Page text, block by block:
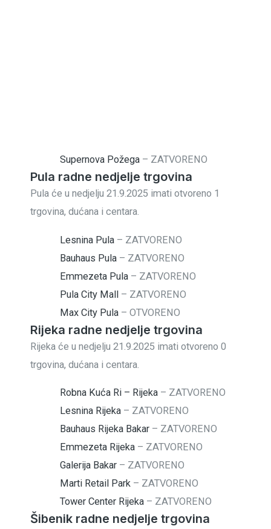
Supernova Požega – ZATVORENO
Pula radne nedjelje trgovina
Pula će u nedjelju 21.9.2025 imati otvoreno 1
trgovina, dućana i centara.
Lesnina Pula – ZATVORENO
Bauhaus Pula – ZATVORENO
Emmezeta Pula – ZATVORENO
Pula City Mall – ZATVORENO
Max City Pula –OTVORENO
Rijeka radne nedjelje trgovina
Rijeka će u nedjelju 21.9.2025 imati otvoreno 0
trgovina, dućana i centara.
Robna Kuća Ri – Rijeka – ZATVORENO
Lesnina Rijeka – ZATVORENO
Bauhaus Rijeka Bakar – ZATVORENO
Emmezeta Rijeka – ZATVORENO
Galerija Bakar – ZATVORENO
Marti Retail Park – ZATVORENO
Tower Center Rijeka – ZATVORENO
Šibenik radne nedjelje trgovina